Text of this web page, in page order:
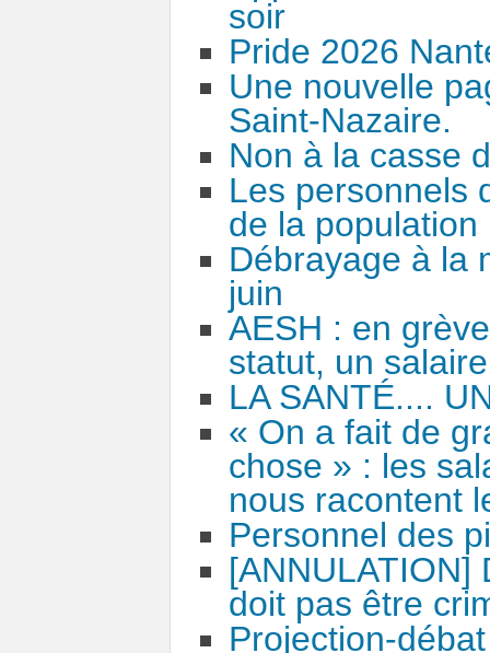
soir
Pride 2026
Une nouvelle
Saint-Nazaire.
Non à la casse
Les personnels
de la population
Débrayage à la
juin
AESH : en
statut, un
LA SANTÉ....
« On a fait de
chose » : les
nous racontent
Personnel des
[ANNULATION]
doit pas être
Projection-